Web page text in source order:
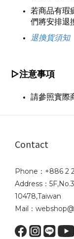
若商品有瑕
們將安排退
退換貨須知
▷注意事項
請參照實際
Contact
Phone：+886 2
Address：
10478,Taiwan
Mail：